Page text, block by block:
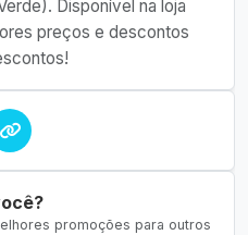
Disponível na loja
preços e descontos
promoções para outros